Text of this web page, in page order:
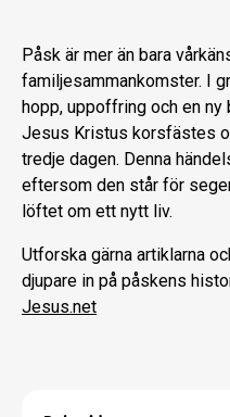
Påsk är mer än bara
familjesammankomster. I
hopp, uppoffring och en ny
Jesus Kristus korsfästes
tredje dagen. Denna
eftersom den står för
löftet om ett nytt liv.
Utforska gärna artiklarna
djupare in på påskens
Jesus.net